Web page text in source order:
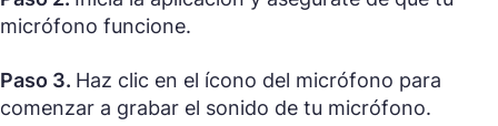
micrófono funcione.
Paso 3. Haz clic en el ícono del micrófono para
comenzar a grabar el sonido de tu micrófono.